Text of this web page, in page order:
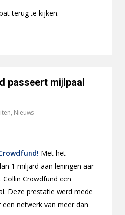
terug te kijken.
passeert mijlpaal
, Nieuws
Met het
1 miljard aan leningen aan
Crowdfund een
Deze prestatie werd mede
netwerk van meer dan